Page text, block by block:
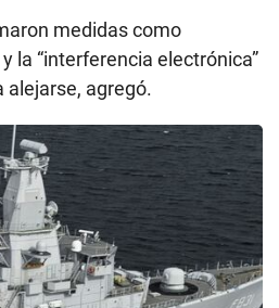
medidas como
la “interferencia electrónica”
alejarse, agregó.